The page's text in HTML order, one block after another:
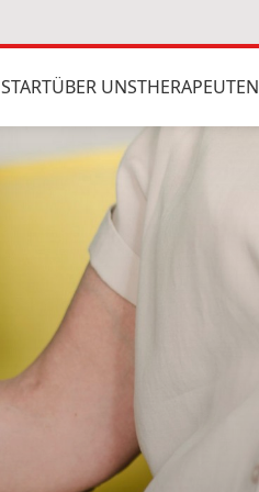
STARTÜBER UNSTHERAPEUTEN